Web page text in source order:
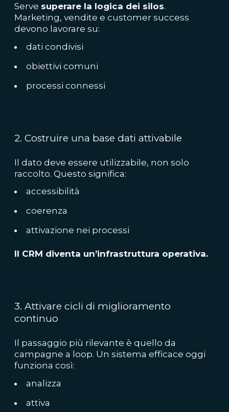
Serve superare la logica dei silos.
Marketing, vendite e customer success
devono lavorare su:
dati condivisi
obiettivi comuni
processi connessi
2. Costruire una base dati attivabile
Il dato deve essere utilizzabile, non solo
raccolto. Questo significa:
accessibilità
coerenza
attivazione nei processi
Il CRM diventa un’infrastruttura operativa.
3. Attivare cicli di miglioramento
continuo
Il passaggio più rilevante è quello da
campagne a loop. Un sistema efficace oggi
funziona così:
analizza
attiva